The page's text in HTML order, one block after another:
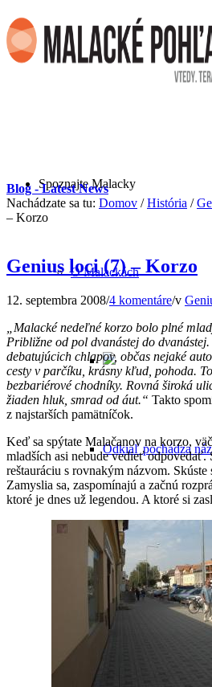
Spoznajte Malacky
O Malackách
Odkiaľ pochádza
Malacky v minulosti
Malacky v 20. storočí
Blog - Latest News
Nachádzate sa tu: Domov / História /
– Korzo
Genius loci (7) – Korzo
12. septembra 2008/4 komentáre/v
„Malacké nedeľné korzo bolo plné
Približne od pol dvanástej do
debatujúcich chlapov, občas nejaké
cesty v parčíku, krásny kľud, pohoda.
bezbariérové chodníky. Rovná široká
žiaden hluk, smrad od áut.“ Takto
z najstarších pamätníčok.
Keď sa spýtate Malačanov na korzo,
mladších asi nebude vedieť odpovedať.
reštauráciu s rovnakým názvom. Skúste
Zamyslia sa, zaspomínajú a začnú
ktoré je dnes už legendou. A ktoré si